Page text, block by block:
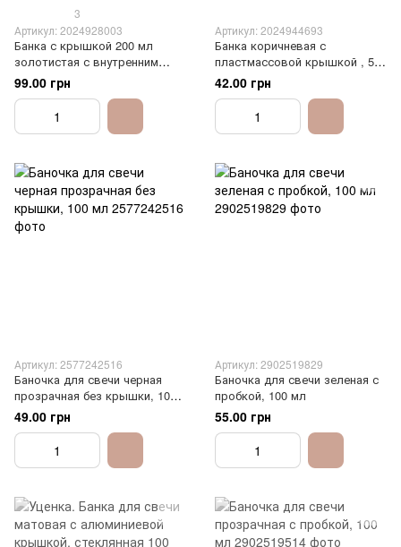
3
Артикул: 2024928003
Банка с крышкой 200 мл
золотистая с внутренним
напылением,(для свечей)
99.00 грн
Артикул: 2024944693
Банка коричневая с
пластмассовой крышкой , 50
мл, стеклянная
42.00 грн
Артикул: 2577242516
Баночка для свечи черная
прозрачная без крышки, 100
мл
49.00 грн
Артикул: 2902519829
Баночка для свечи зеленая с
пробкой, 100 мл
55.00 грн